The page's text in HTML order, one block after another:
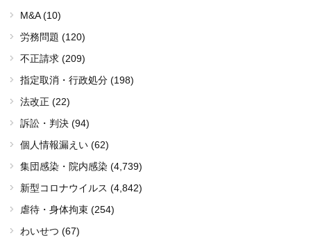
M&A (10)
労務問題 (120)
不正請求 (209)
指定取消・行政処分 (198)
法改正 (22)
訴訟・判決 (94)
個人情報漏えい (62)
集団感染・院内感染 (4,739)
新型コロナウイルス (4,842)
虐待・身体拘束 (254)
わいせつ (67)